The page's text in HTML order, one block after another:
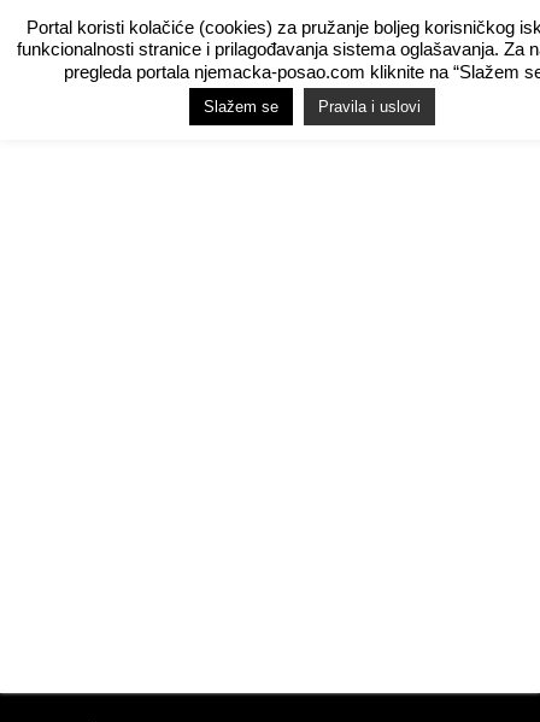
Portal koristi kolačiće (cookies) za pružanje boljeg korisničkog
funkcionalnosti stranice i prilagođavanja sistema oglašavanja. Za
pregleda portala njemacka-posao.com kliknite na “Slažem
Slažem se Pravila i uslovi